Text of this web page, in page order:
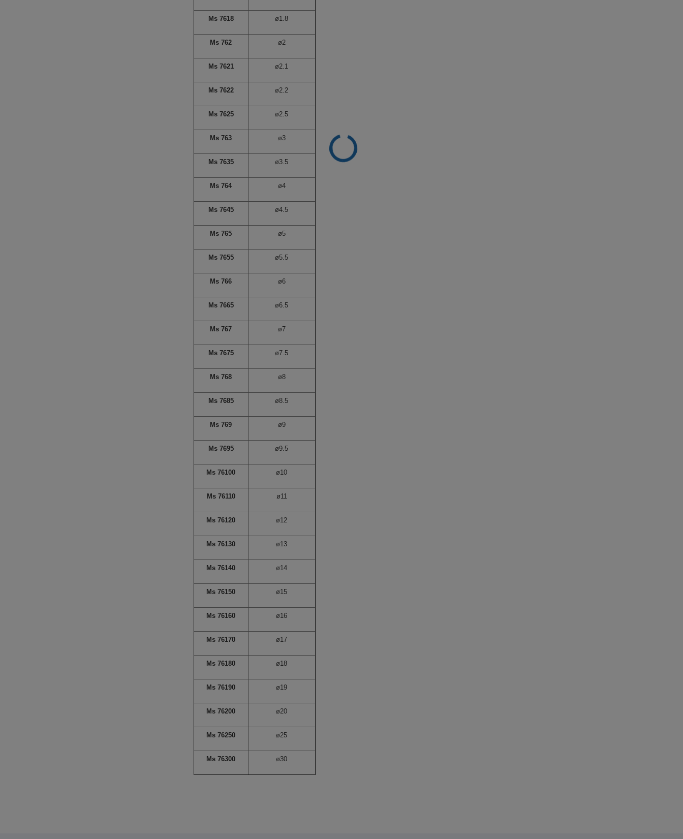
Ms 7618 ø1.8
Ms 762 ø2
Ms 7621 ø2.1
Ms 7622 ø2.2
Ms 7625 ø2.5
Ms 763 ø3
Ms 7635 ø3.5
Ms 764 ø4
Ms 7645 ø4.5
Ms 765 ø5
Ms 7655 ø5.5
Ms 766 ø6
Ms 7665 ø6.5
Ms 767 ø7
Ms 7675 ø7.5
Ms 768 ø8
Ms 7685 ø8.5
Ms 769 ø9
Ms 7695 ø9.5
Ms 76100 ø10
Ms 76110 ø11
Ms 76120 ø12
Ms 76130 ø13
Ms 76140 ø14
Ms 76150 ø15
Ms 76160 ø16
Ms 76170 ø17
Ms 76180 ø18
Ms 76190 ø19
Ms 76200 ø20
Ms 76250 ø25
Ms 76300 ø30